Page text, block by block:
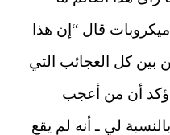
قال “إن هذا
بين كل العجائب التي
أؤكد أن من أعجب
لي ـ أنه لم يقع